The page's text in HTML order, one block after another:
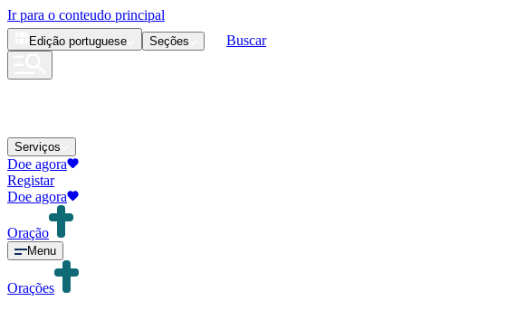
Ir para o conteudo principal
Edição portuguese Seções Buscar
Serviços
Doe agora
Registar
Doe agora
Oração
Menu
Orações